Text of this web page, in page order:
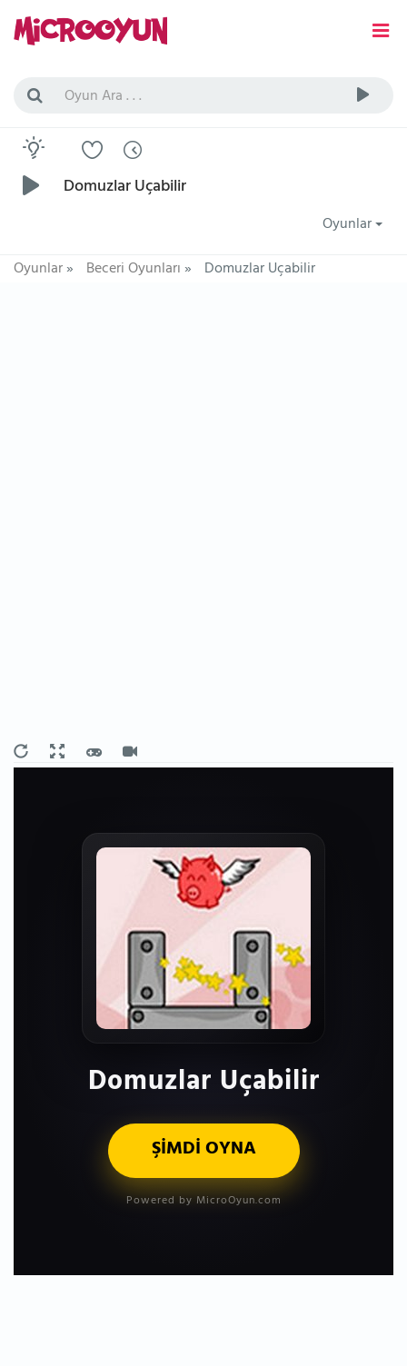
Domuzlar Uçabilir
Oyunlar
Oyunlar» Beceri Oyunları» Domuzlar Uçabilir
Domuzlar Uçabilir
ŞİMDİ OYNA
Powered by MicroOyun.com